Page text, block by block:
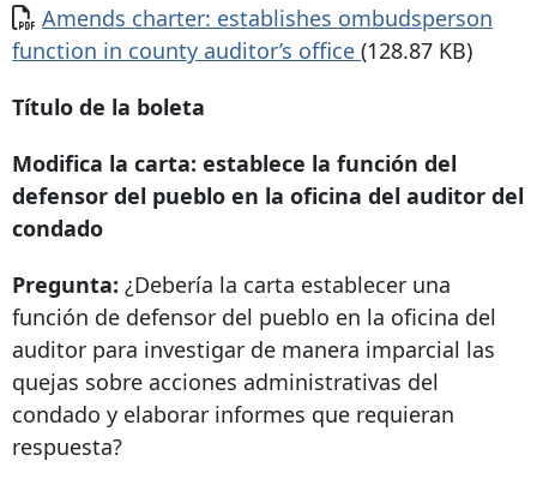
Documento
Amends charter: establishes ombudsperson
function in county auditor’s office (128.87 KB)
Título de la boleta
Modifica la carta: establece la función del
defensor del pueblo en la oficina del auditor del
condado
Pregunta: ¿Debería la carta establecer una
función de defensor del pueblo en la oficina del
auditor para investigar de manera imparcial las
quejas sobre acciones administrativas del
condado y elaborar informes que requieran
respuesta?